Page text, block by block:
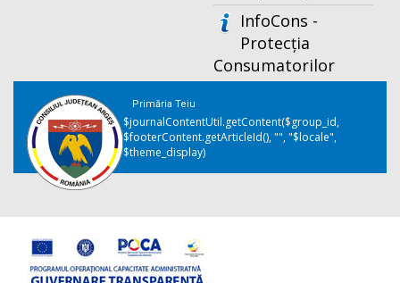
InfoCons -
Protecția
Consumatorilor
Primăria Teiu
$journalContentUtil.getContent($group_id,
$footerContent.getArticleId(), "", "$locale",
$theme_display)